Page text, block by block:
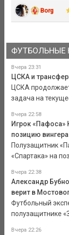
Borg
ФУТБОЛЬНЫЕ
Вчера 23:31
ЦСКА и
ЦСКА
задача на
Вчера 22:58
Игрок «Пафоса»
позицию вингера
Полузащитник
«Спартака» на
Вчера 22:38
Александр
верит в
Футбольный
полузащитнике
Вчера 22:26